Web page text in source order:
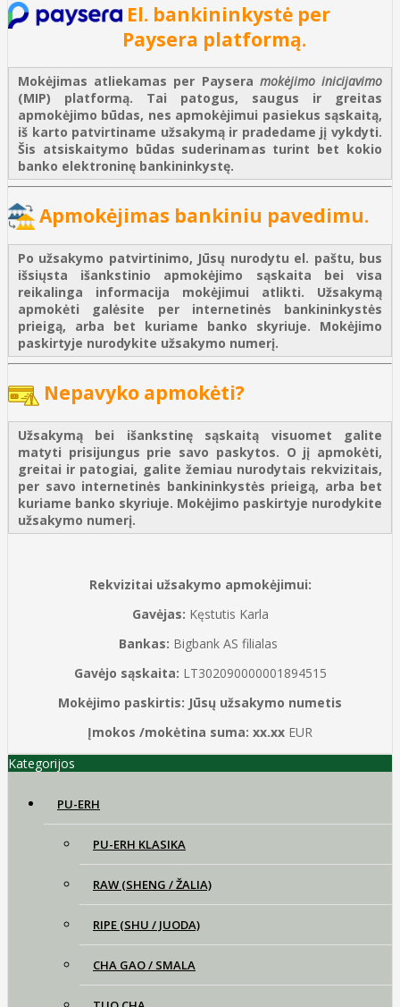
El. bankininkystė per
Paysera platformą.
Mokėjimas atliekamas per Paysera mokėjimo inicijavimo
(MIP) platformą. Tai patogus, saugus ir greitas
apmokėjimo būdas, nes apmokėjimui pasiekus sąskaitą,
iš karto patvirtiname užsakymą ir pradedame jį vykdyti.
Šis atsiskaitymo būdas suderinamas turint bet kokio
banko elektroninę bankininkystę.
Apmokėjimas bankiniu pavedimu.
Po užsakymo patvirtinimo, Jūsų nurodytu el. paštu, bus
išsiųsta išankstinio apmokėjimo sąskaita bei visa
reikalinga informacija mokėjimui atlikti. Užsakymą
apmokėti galėsite per internetinės bankininkystės
prieigą, arba bet kuriame banko skyriuje. Mokėjimo
paskirtyje nurodykite užsakymo numerį.
Nepavyko apmokėti?
Užsakymą bei išankstinę sąskaitą visuomet galite
matyti prisijungus prie savo paskytos. O jį apmokėti,
greitai ir patogiai, galite žemiau nurodytais rekvizitais,
per savo internetinės bankininkystės prieigą, arba bet
kuriame banko skyriuje. Mokėjimo paskirtyje nurodykite
užsakymo numerį.
Rekvizitai užsakymo apmokėjimui:
Gavėjas: Kęstutis Karla
Bankas: Bigbank AS filialas
Gavėjo sąskaita: LT302090000001894515
Mokėjimo paskirtis: Jūsų užsakymo numetis
Įmokos /mokėtina suma: xx.xx EUR
Kategorijos
PU-ERH
PU-ERH KLASIKA
RAW (SHENG / ŽALIA)
RIPE (SHU / JUODA)
CHA GAO / SMALA